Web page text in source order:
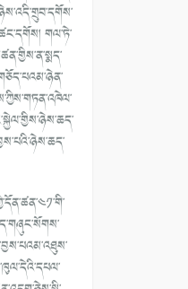
གལ་ཏེ་